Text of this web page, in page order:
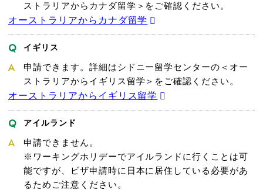
ストラリアからカナダ留学＞をご確認ください。
オーストラリアからカナダ留学
イギリス
申請できます。詳細はシドニー留学センターの＜オー
ストラリアからイギリス留学＞をご確認ください。
オーストラリアからイギリス留学
アイルランド
申請できません。
※ワーキングホリデーでアイルランドに行くことは可
能ですが、ビザ申請時に日本に居住している必要があ
るためご注意ください。